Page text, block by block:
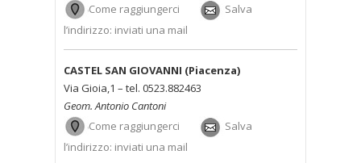
Come raggiungerci
Salva
l’indirizzo: inviati una mail
CASTEL SAN GIOVANNI (Piacenza)
Via Gioia,1 – tel. 0523.882463
Geom. Antonio Cantoni
Come raggiungerci
Salva
l’indirizzo: inviati una mail